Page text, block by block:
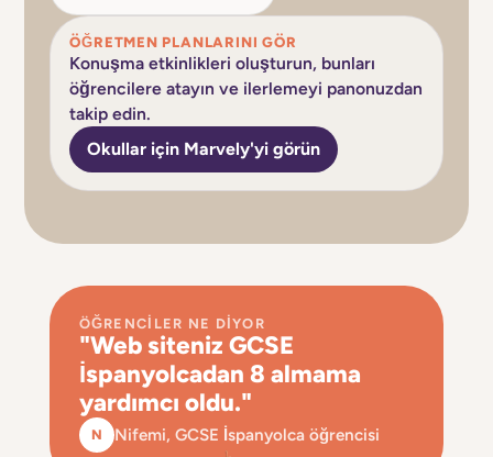
ÖĞRETMEN PLANLARINI GÖR
Konuşma etkinlikleri oluşturun, bunları
öğrencilere atayın ve ilerlemeyi panonuzdan
takip edin.
Okullar için Marvely'yi görün
ÖĞRENCILER NE DIYOR
"Web siteniz GCSE
İspanyolcadan 8 almama
yardımcı oldu."
N Nifemi, GCSE İspanyolca öğrencisi